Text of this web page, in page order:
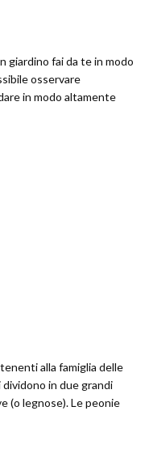
giardino fai da te in modo
osservare
in modo altamente
alla famiglia delle
in due grandi
(o legnose). Le peonie